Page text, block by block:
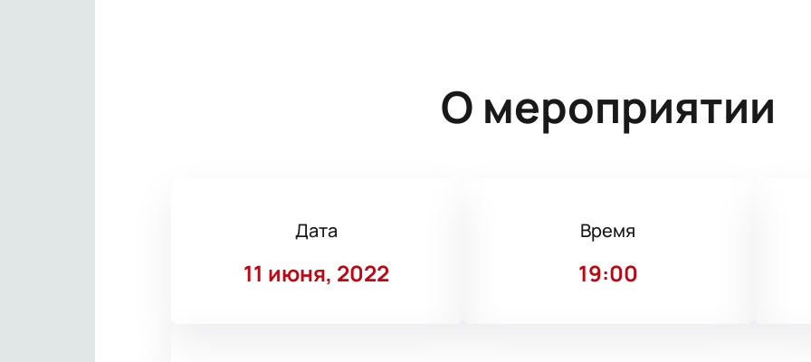
О мероприятии
Дата
11 июня, 2022
Время
19:00